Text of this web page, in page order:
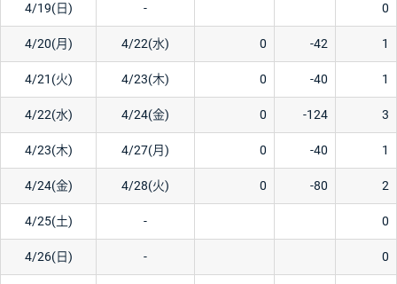
4/19(日) - 0
4/20(月) 4/22(水) 0 -42 1
4/21(火) 4/23(木) 0 -40 1
4/22(水) 4/24(金) 0 -124 3
4/23(木) 4/27(月) 0 -40 1
4/24(金) 4/28(火) 0 -80 2
4/25(土) - 0
4/26(日) - 0